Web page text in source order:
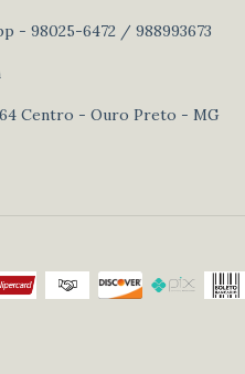
- 98025-6472 / 988993673
64 Centro - Ouro Preto - MG